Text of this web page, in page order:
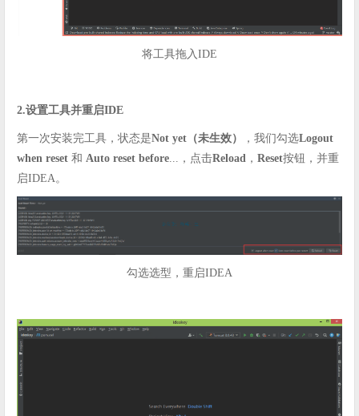
将工具拖入IDE
2.设置工具并重启IDE
第一次安装完工具，状态是Not yet（未生效） ，我们勾选Logout
when reset 和 Auto reset before...，点击Reload ， Reset按钮，并重
启IDEA。
勾选选型，重启IDEA